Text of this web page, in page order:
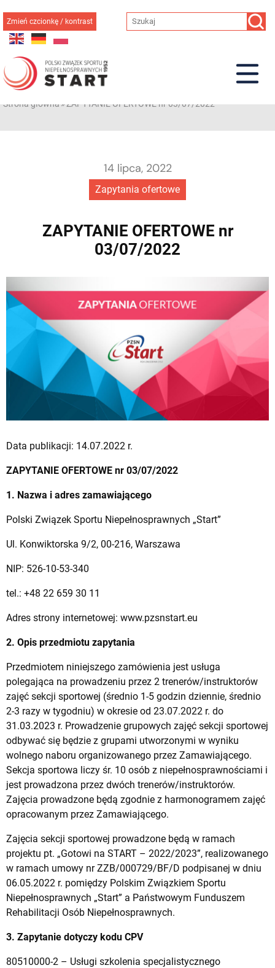
do
treści
Zmień czcionkę / kontrast
Strona główna»ZAPYTANIE OFERTOWE nr 03/07/2022
Zapytania ofertowe
14 lipca, 2022
ZAPYTANIE OFERTOWE nr
03/07/2022
Data publikacji: 14.07.2022 r.
ZAPYTANIE OFERTOWE nr 03/07/2022
1. Nazwa i adres zamawiającego
Polski Związek Sportu Niepełnosprawnych „Start”
Ul. Konwiktorska 9/2, 00-216, Warszawa
NIP: 526-10-53-340
tel.: +48 22 659 30 11
Adres strony internetowej: www.pzsnstart.eu
2. Opis przedmiotu zapytania
Przedmiotem niniejszego zamówienia jest usługa
polegająca na prowadzeniu przez 2 trenerów/instruktorów
zajęć sekcji sportowej (średnio 1-5 godzin dziennie, średnio
2-3 razy w tygodniu) w okresie od 23.07.2022 r. do
31.03.2023 r. Prowadzenie grupowych zajęć sekcji sportowej
odbywać się będzie z grupami utworzonymi w wyniku
wolnego naboru organizowanego przez Zamawiającego.
Sekcja sportowa liczy śr. 10 osób z niepełnosprawnościami i
jest prowadzona przez dwóch trenerów/instruktorów.
Zajęcia prowadzone będą zgodnie z harmonogramem zajęć
opracowanym przez Zamawiającego.
Zajęcia sekcji sportowej prowadzone będą w ramach
projektu pt. „Gotowi na START – 2022/2023”, realizowanego
w ramach umowy nr ZZB/000729/BF/D podpisanej w dniu
06.05.2022 r. pomiędzy Polskim Związkiem Sportu
Niepełnosprawnych „Start” a Państwowym Funduszem
Rehabilitacji Osób Niepełnosprawnych.
3. Zapytanie dotyczy kodu CPV
80510000-2 – Usługi szkolenia specjalistycznego